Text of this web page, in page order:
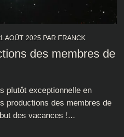
1 AOÛT 2025 PAR FRANCK
des membres de
plutôt exceptionnelle en
productions des membres de
des vacances !...